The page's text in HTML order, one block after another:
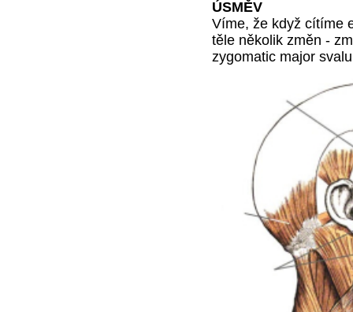
ÚSMĚV
Víme, že když cítíme
těle několik změn -
zygomatic major